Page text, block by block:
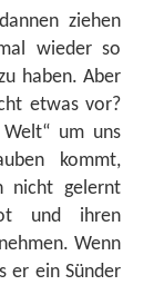
ziehen
wieder so
haben. Aber
etwas vor?
um uns
kommt,
nicht gelernt
und ihren
Wenn
er ein Sünder